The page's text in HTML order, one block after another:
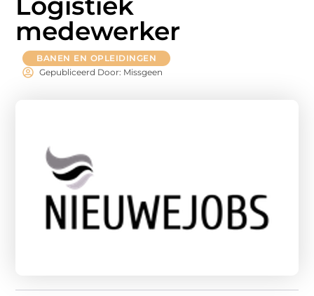
medewerker
BANEN EN OPLEIDINGEN
Gepubliceerd Door: Missgeen